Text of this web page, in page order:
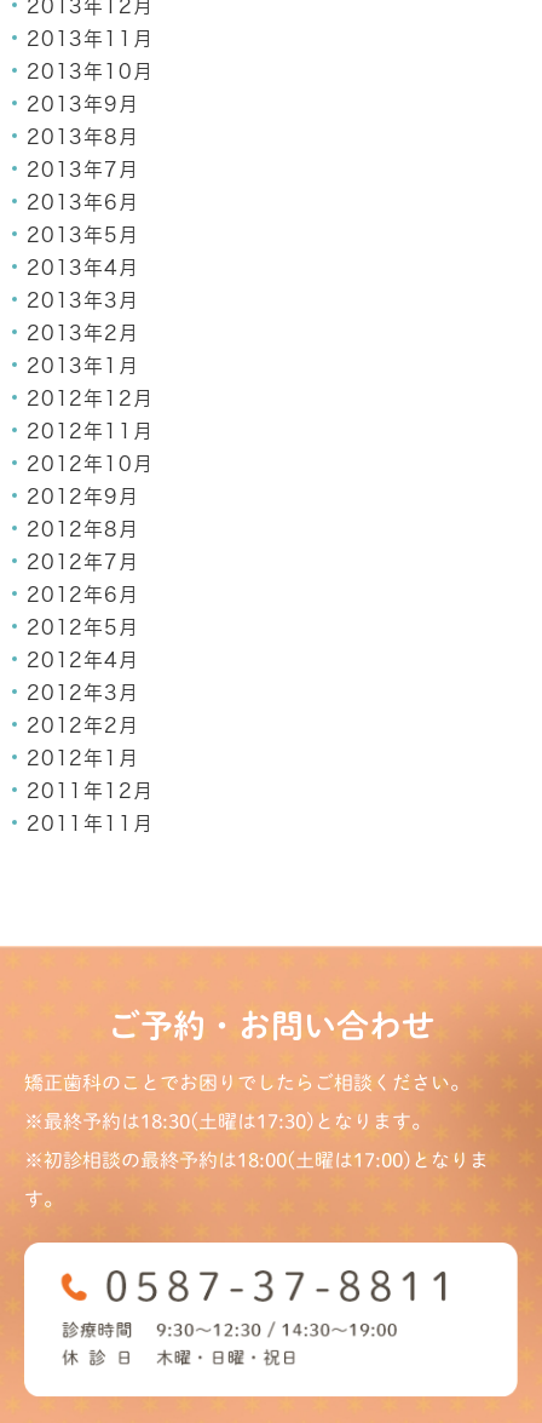
2013年12月
2013年11月
2013年10月
2013年9月
2013年8月
2013年7月
2013年6月
2013年5月
2013年4月
2013年3月
2013年2月
2013年1月
2012年12月
2012年11月
2012年10月
2012年9月
2012年8月
2012年7月
2012年6月
2012年5月
2012年4月
2012年3月
2012年2月
2012年1月
2011年12月
2011年11月
ご予約・お問い合わせ
矯正歯科のことでお困りでしたらご相談ください。
※最終予約は18:30(土曜は17:30)となります。
※初診相談の最終予約は18:00(土曜は17:00)となりま
す。